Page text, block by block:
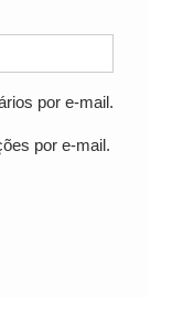
por e-mail.
por e-mail.